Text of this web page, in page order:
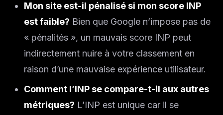
Mon site est-il pénalisé si mon score INP
est faible? Bien que Google n’impose pas de
« pénalités », un mauvais score INP peut
indirectement nuire à votre classement en
raison d’une mauvaise expérience utilisateur.
Comment l’INP se compare-t-il aux autres
métriques? L’INP est unique car il se